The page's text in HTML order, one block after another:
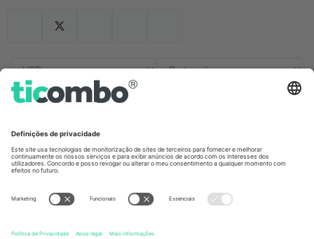
Germany
Unter den Linden 24, 10117
United Kingdom
167 City Road, London, Greater
Kingdom
United States